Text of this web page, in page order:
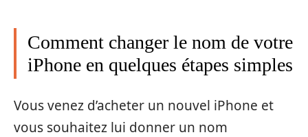
Comment changer le nom de votre
iPhone en quelques étapes simples
Vous venez d’acheter un nouvel iPhone et
vous souhaitez lui donner un nom